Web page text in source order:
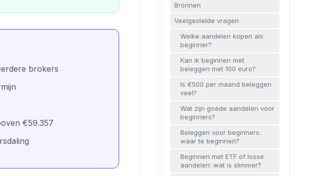
brokers
€59.357
Bronnen
Veelgestelde vragen
Welke aandelen kopen als
beginner?
Kan ik beginnen met
beleggen met 100 euro?
Is €500 per maand beleggen
veel?
Wat zijn goede aandelen voor
beginners?
Beleggen voor beginners:
waar te beginnen?
Beginnen met ETF of losse
aandelen: wat is slimmer?